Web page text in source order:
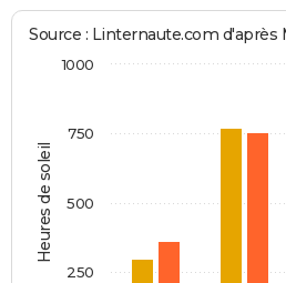
Heures de soleil
Source : Linternaute.com d'après
1000
250
500
750